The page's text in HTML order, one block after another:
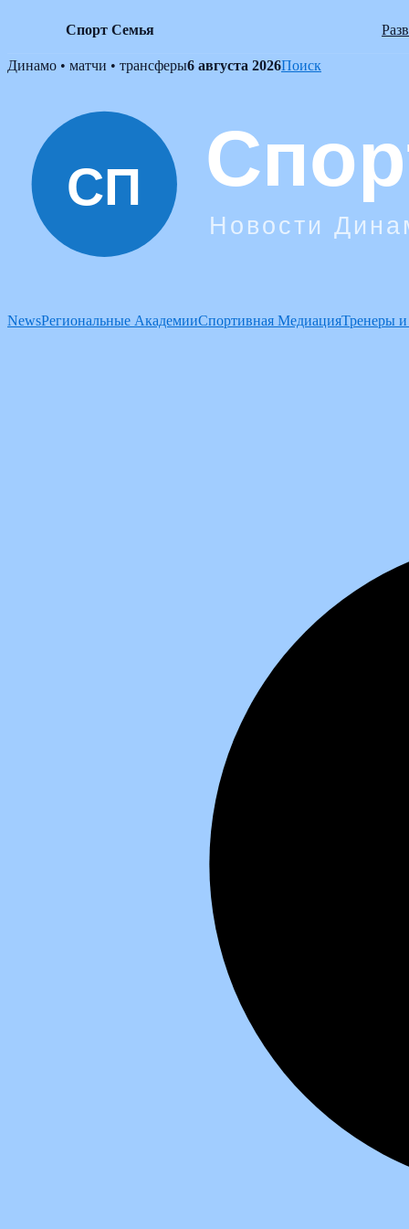
Спорт Семья
Skip
Динамо • матчи • трансферы6 августа 2026Поиск
NewsРегиональные АкадемииСпортивная МедиацияТренеры